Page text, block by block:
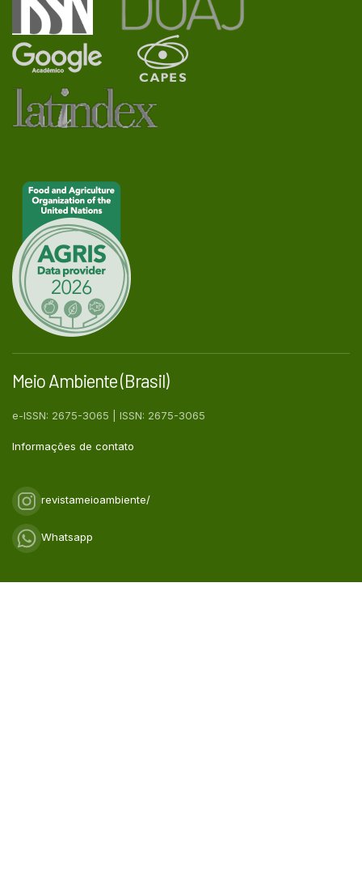
Meio Ambiente (Brasil)
e-ISSN: 2675-3065 | ISSN: 2675-3065
Informações de contato
revistameioambiente/
Whatsapp